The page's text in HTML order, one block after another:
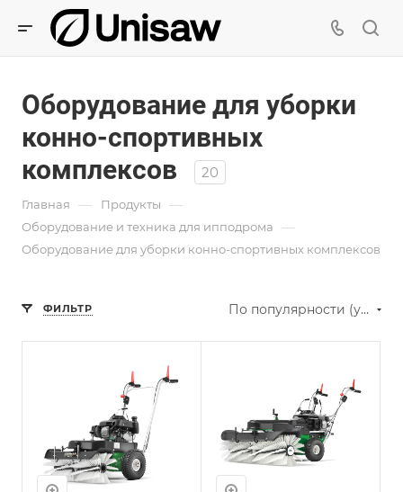
Оборудование для уборки
конно-спортивных
комплексов
20
Главная — Продукты —
Оборудование и техника для ипподрома —
Оборудование для уборки конно-спортивных комплексов
ФИЛЬТР По популярности (убывание)